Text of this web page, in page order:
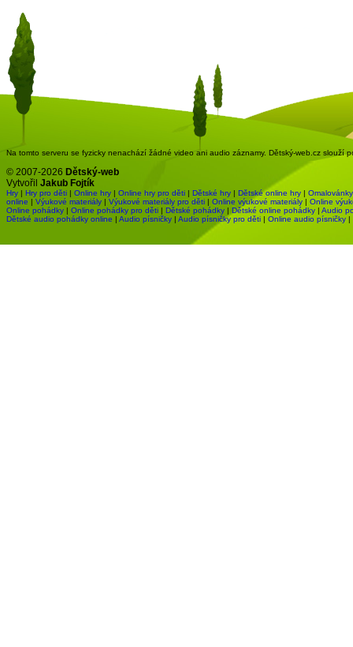
Na tomto serveru se fyzicky nenachází žádné video ani audio záznamy. Dětský-web.cz slouží
© 2007-2026 Dětský-web
Vytvořil Jakub Fojtík
Hry | Hry pro děti | Online hry | Online hry pro děti | Dětské hry | Dětské online hry | Omalovánky
online | Výukové materiály | Výukové materiály pro děti | Online výukové materiály | Online
Online pohádky | Online pohádky pro děti | Dětské pohádky | Dětské online pohádky | Audio
Dětské audio pohádky online | Audio písničky | Audio písničky pro děti | Online audio písničky |